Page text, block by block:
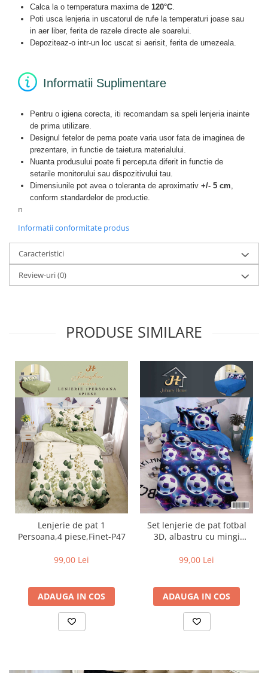
Calca la o temperatura maxima de 120°C.
Poti usca lenjeria in uscatorul de rufe la temperaturi joase sau
in aer liber, ferita de razele directe ale soarelui.
Depoziteaz-o intr-un loc uscat si aerisit, ferita de umezeala.
Informatii Suplimentare
Pentru o igiena corecta, iti recomandam sa speli lenjeria inainte
de prima utilizare.
Designul fetelor de perna poate varia usor fata de imaginea de
prezentare, in functie de taietura materialului.
Nuanta produsului poate fi perceputa diferit in functie de
setarile monitorului sau dispozitivului tau.
Dimensiunile pot avea o toleranta de aproximativ +/- 5 cm
conform standardelor de productie.
n
Informatii conformitate produs
Caracteristici
Review-uri(0)
PRODUSE SIMILARE
Lenjerie de pat 1
Persoana,4 piese,Finet-P47
99,00 Lei
ADAUGA IN COS
Set lenjerie de pat fotbal
3D, albastru cu mingi
99,00 Lei
ADAUGA IN COS